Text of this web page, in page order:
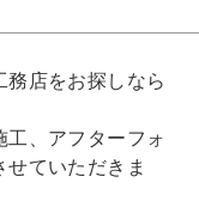
店をお探しなら
、アフターフォ
ていただきま